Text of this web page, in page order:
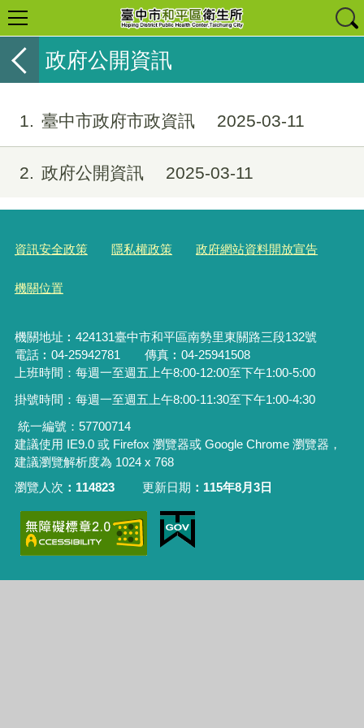
政府公開資訊
1 臺中市政府市政資訊 2025-03-11
2 政府公開資訊 2025-03-11
資訊安全政策 隱私權政策 政府網站資料開放宣告
機關位置
機關地址︰424131臺中市和平區南勢里東關路三段132號
電話︰04-25942781 傳真︰04-25941508
上班時間：每週一至週五上午8:00-12:00至下午1:00-5:00
掛號時間 ：每週一至週五上午8:00-11:30至下午1:00-4:30
統一編號： 57700714
建議使用 IE9.0 或 Firefox 瀏覽器或 Google Chrome 瀏覽器，
建議瀏覽解析度為 1024 x 768
瀏覽人次
114823 更新日期 115年8月3日